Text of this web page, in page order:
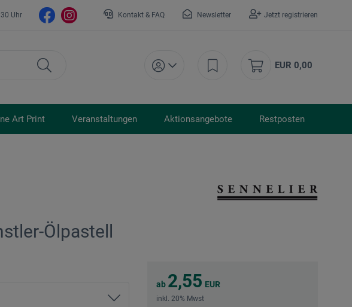
Uhr Kontakt & FAQ Newsletter Jetzt registrieren
EUR 0,00
Art Print Veranstaltungen Aktionsangebote Restposten
Ölpastell
ab 2,55 EUR
inkl. 20% Mwst